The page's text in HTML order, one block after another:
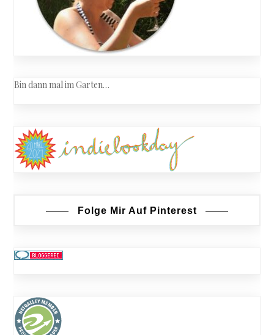
Bin dann mal im Garten…
Folge Mir Auf Pinterest